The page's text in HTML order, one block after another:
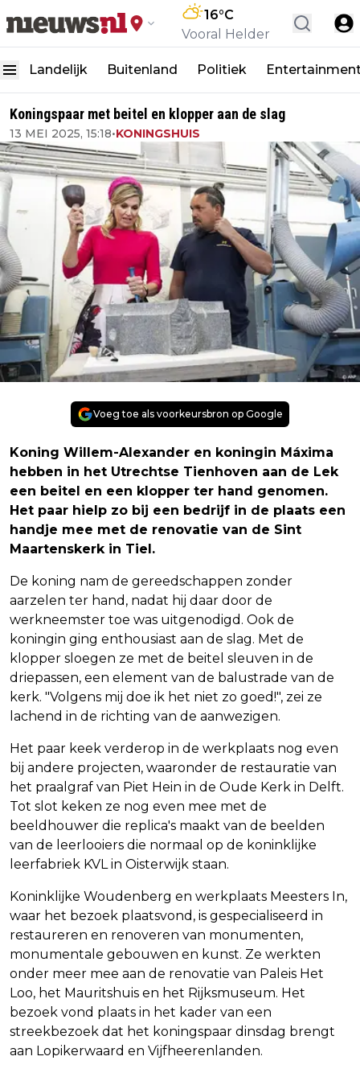
16°C
Vooral Helder
Landelijk Buitenland Politiek
Koningspaar met beitel en klopper aan de slag
13 MEI 2025, 15:18•KONINGSHUIS
Voeg toe als voorkeursbron op Google
Koning Willem-Alexander en koningin Máxima
hebben in het Utrechtse Tienhoven aan de Lek
een beitel en een klopper ter hand genomen.
Het paar hielp zo bij een bedrijf in de plaats een
handje mee met de renovatie van de Sint
Maartenskerk in Tiel.
De koning nam de gereedschappen zonder
aarzelen ter hand, nadat hij daar door de
werkneemster toe was uitgenodigd. Ook de
koningin ging enthousiast aan de slag. Met de
klopper sloegen ze met de beitel sleuven in de
driepassen, een element van de balustrade van de
kerk. "Volgens mij doe ik het niet zo goed!", zei ze
lachend in de richting van de aanwezigen.
Het paar keek verderop in de werkplaats nog even
bij andere projecten, waaronder de restauratie van
het praalgraf van Piet Hein in de Oude Kerk in Delft.
Tot slot keken ze nog even mee met de
beeldhouwer die replica's maakt van de beelden
van de leerlooiers die normaal op de koninklijke
leerfabriek KVL in Oisterwijk staan.
Koninklijke Woudenberg en werkplaats Meesters In,
waar het bezoek plaatsvond, is gespecialiseerd in
restaureren en renoveren van monumenten,
monumentale gebouwen en kunst. Ze werkten
onder meer mee aan de renovatie van Paleis Het
Loo, het Mauritshuis en het Rijksmuseum. Het
bezoek vond plaats in het kader van een
streekbezoek dat het koningspaar dinsdag brengt
aan Lopikerwaard en Vijfheerenlanden.